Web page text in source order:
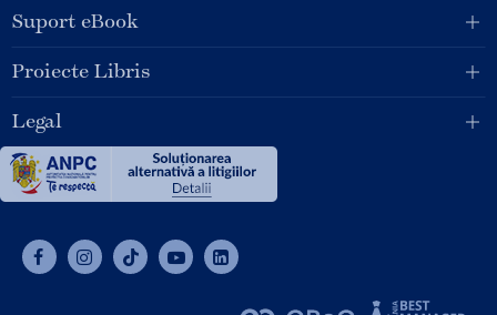
Suport eBook
Proiecte Libris
Legal